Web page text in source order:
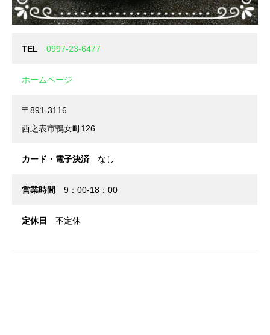
TEL 0997-23-6477
ホームページ
〒891-3116
西之表市鴨女町126
カード・電子決済 なし
営業時間 9：00-18：00
定休日 不定休